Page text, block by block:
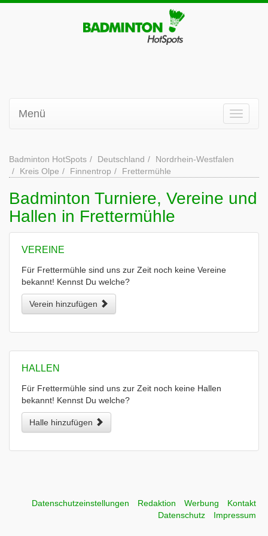
Menü
Badminton HotSpots Deutschland
Nordrhein-Westfalen
Kreis Olpe
Finnentrop Frettermühle
Badminton Turniere, Vereine und
Hallen in Frettermühle
VEREINE
Für Frettermühle sind uns zur Zeit noch keine Vereine
bekannt! Kennst Du welche?
Verein hinzufügen
HALLEN
Für Frettermühle sind uns zur Zeit noch keine Hallen
bekannt! Kennst Du welche?
Halle hinzufügen
Datenschutzeinstellungen Redaktion Werbung
Kontakt
Datenschutz
Impressum